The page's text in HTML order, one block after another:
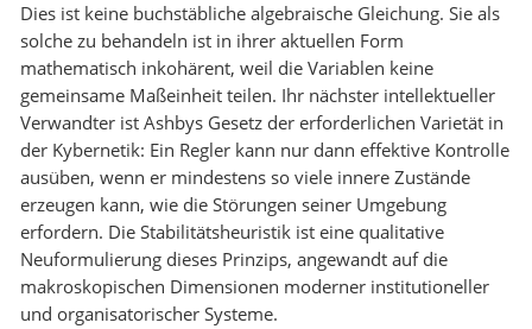
Dies ist keine buchstäbliche algebraische Gleichung. Sie als
solche zu behandeln ist in ihrer aktuellen Form
mathematisch inkohärent, weil die Variablen keine
gemeinsame Maßeinheit teilen. Ihr nächster intellektueller
Verwandter ist Ashbys Gesetz der erforderlichen Varietät in
der Kybernetik: Ein Regler kann nur dann effektive Kontrolle
ausüben, wenn er mindestens so viele innere Zustände
erzeugen kann, wie die Störungen seiner Umgebung
erfordern. Die Stabilitätsheuristik ist eine qualitative
Neuformulierung dieses Prinzips, angewandt auf die
makroskopischen Dimensionen moderner institutioneller
und organisatorischer Systeme.